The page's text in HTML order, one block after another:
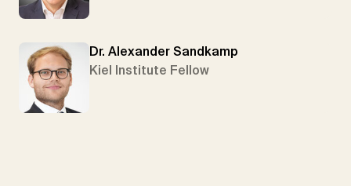
Dr. Alexander Sandkamp
Kiel Institute Fellow